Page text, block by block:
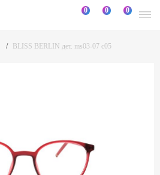
0 0 0
BLISS BERLIN дет. ms03-07 c05